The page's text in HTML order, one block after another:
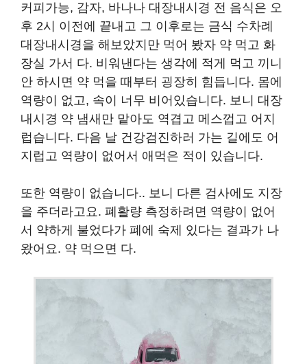
커피가능, 감자, 바나나 대장내시경 전 음식은 오
후 2시 이전에 끝내고 그 이후로는 금식 수차례
대장내시경을 해보았지만 먹어 봤자 약 먹고 화
장실 가서 다. 비워낸다는 생각에 적게 먹고 끼니
안 하시면 약 먹을 때부터 굉장히 힘듭니다. 몸에
역량이 없고, 속이 너무 비어있습니다. 보니 대장
내시경 약 냄새만 맡아도 역겹고 메스껍고 어지
럽습니다. 다음 날 건강검진하러 가는 길에도 어
지럽고 역량이 없어서 애먹은 적이 있습니다.
또한 역량이 없습니다.. 보니 다른 검사에도 지장
을 주더라고요. 폐활량 측정하려면 역량이 없어
서 약하게 불었다가 폐에 숙제 있다는 결과가 나
왔어요. 약 먹으면 다.